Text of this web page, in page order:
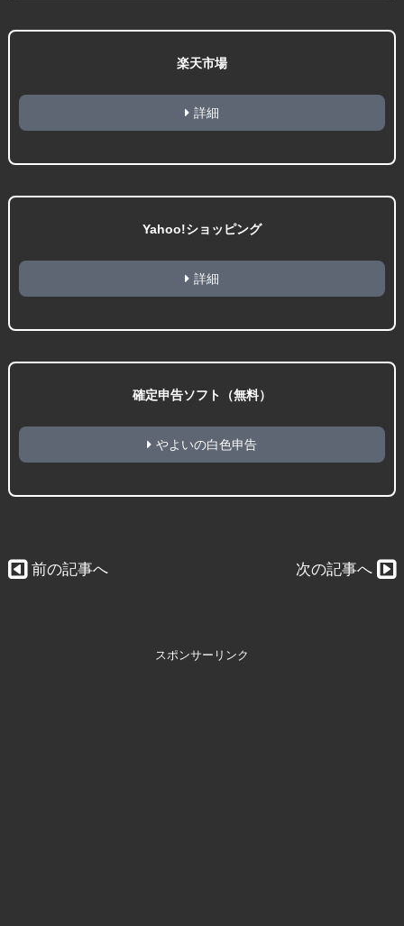
楽天市場
詳細
Yahoo!ショッピング
詳細
確定申告ソフト（無料）
やよいの白色申告
前の記事へ 次の記事へ
スポンサーリンク